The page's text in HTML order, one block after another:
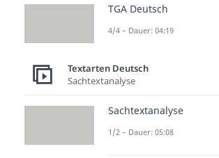
TGA Deutsch
4/4 – Dauer: 04:19
Textarten Deutsch
Sachtextanalyse
Sachtextanalyse
1/2 – Dauer: 05:08